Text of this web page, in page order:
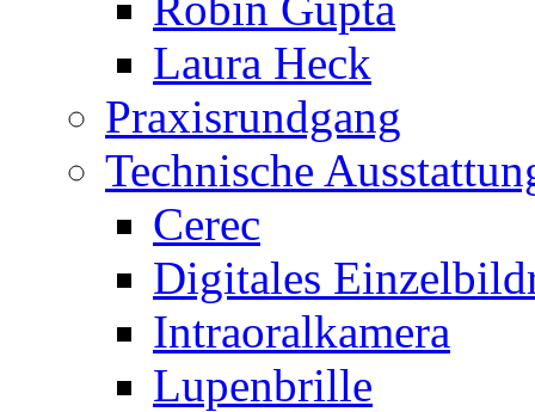
Laura Heck
Praxisrundgang
Technische
Cerec
Digitales
Intraoralkamera
Lupenbrille